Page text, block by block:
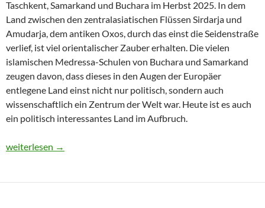
Taschkent, Samarkand und Buchara im Herbst 2025. In dem
Land zwischen den zentralasiatischen Flüssen Sirdarja und
Amudarja, dem antiken Oxos, durch das einst die Seidenstraße
verlief, ist viel orientalischer Zauber erhalten. Die vielen
islamischen Medressa-Schulen von Buchara und Samarkand
zeugen davon, dass dieses in den Augen der Europäer
entlegene Land einst nicht nur politisch, sondern auch
wissenschaftlich ein Zentrum der Welt war. Heute ist es auch
ein politisch interessantes Land im Aufbruch.
Usbekistan 2025: Unterwegs in einem Land im Aufbruch
weiterlesen →